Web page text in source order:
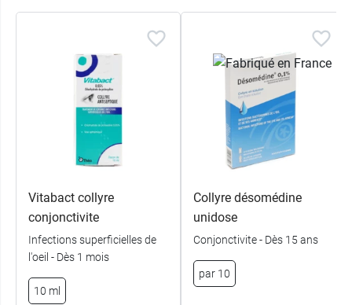
Vitabact collyre
conjonctivite
Infections superficielles de
l'oeil - Dès 1 mois
10 ml
Collyre désomédine
unidose
Conjonctivite - Dès 15 ans
par 10